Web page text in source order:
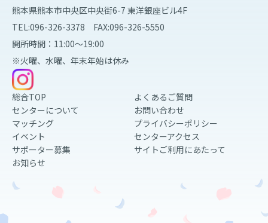
熊本県熊本市中央区中央街6-7 東洋銀座ビル4F
TEL:096-326-3378 FAX:096-326-5550
開所時間：11:00～19:00
※火曜、水曜、年末年始は休み
総合TOP
よくあるご質問
センターについて
お問い合わせ
マッチング
プライバシーポリシー
イベント
センターアクセス
サポーター募集
サイトご利用にあたって
お知らせ